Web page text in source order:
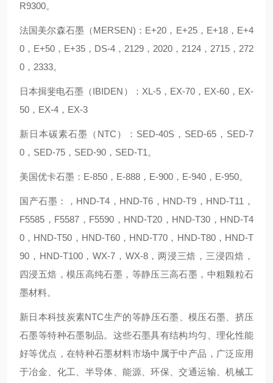
R9300。
法国美尔森石墨（MERSEN)：E+20，E+25，E+18，E+4
0，E+50，E+35，DS-4，2129，2020，2124，2715，272
0，2333。
日本揖斐电石墨（IBIDEN）：XL-5，EX-70，EX-60，EX-
50，EX-4，EX-3
新日本碳素石墨（NTC）：SED-40S，SED-65，SED-7
0，SED-75，SED-90，SED-T1。
美国优卡石墨：E-850，E-888，E-900，E-940，E-950。
国产石墨：，HND-T4，HND-T6，HND-T9，HND-T11，
F5585，F5587，F5590，HND-T20，HND-T30，HND-T4
0，HND-T50，HND-T60，HND-T70，HND-T80，HND-T
90，HND-T100，WX-7，WX-8，两浸三焙，三浸四焙，
四浸五焙，模压高纯石墨，等静压三高石墨，中粗颗粒石
墨材料。
新日本科技炭素NTC生产的等静压石墨、模压石墨、挤压
石墨等特种石墨制品。这些石墨具有结构均匀、理化性能
好等优点，在特种石墨材料市场中属于中产品，广泛应用
于冶金、化工、半导体、能源、环保、交通运输、机械工